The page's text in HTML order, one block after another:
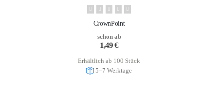
CrownPoint
schon ab
1,49€
Erhältlich ab 100 Stück
5–7 Werktage